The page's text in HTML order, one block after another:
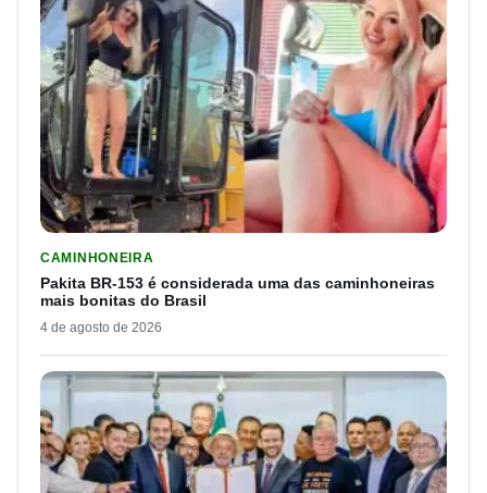
CAMINHONEIRA
Pakita BR-153 é considerada uma das caminhoneiras
mais bonitas do Brasil
4 de agosto de 2026